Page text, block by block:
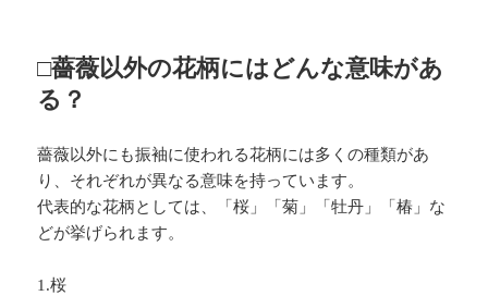
□薔薇以外の花柄にはどんな意味があ
る？
薔薇以外にも振袖に使われる花柄には多くの種類があ
り、それぞれが異なる意味を持っています。
代表的な花柄としては、「桜」「菊」「牡丹」「椿」な
どが挙げられます。
1.桜